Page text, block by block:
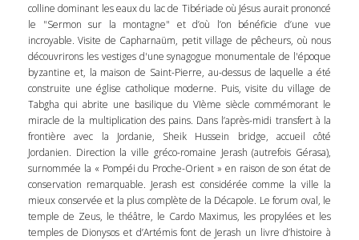
colline dominant les eaux du lac de Tibériade où Jésus aurait prononcé
le "Sermon sur la montagne" et d’où l’on bénéficie d’une vue
incroyable. Visite de Capharnaüm, petit village de pêcheurs, où nous
découvrirons les vestiges d'une synagogue monumentale de l'époque
byzantine et, la maison de Saint-Pierre, au-dessus de laquelle a été
construite une église catholique moderne. Puis, visite du village de
Tabgha qui abrite une basilique du VIème siècle commémorant le
miracle de la multiplication des pains. Dans l’après-midi transfert à la
frontière avec la Jordanie, Sheik Hussein bridge, accueil côté
Jordanien. Direction la ville gréco-romaine Jerash (autrefois Gérasa),
surnommée la « Pompéi du Proche-Orient » en raison de son état de
conservation remarquable. Jerash est considérée comme la ville la
mieux conservée et la plus complète de la Décapole. Le forum oval, le
temple de Zeus, le théâtre, le Cardo Maximus, les propylées et les
temples de Dionysos et d’Artémis font de Jerash un livre d’histoire à